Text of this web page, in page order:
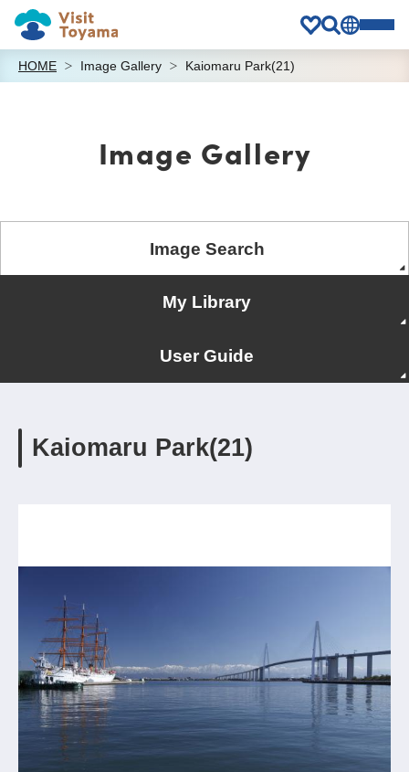
HOME Image Gallery Kaiomaru Park(21)
Image Gallery
Image Search
My Library
User Guide
Kaiomaru Park(21)